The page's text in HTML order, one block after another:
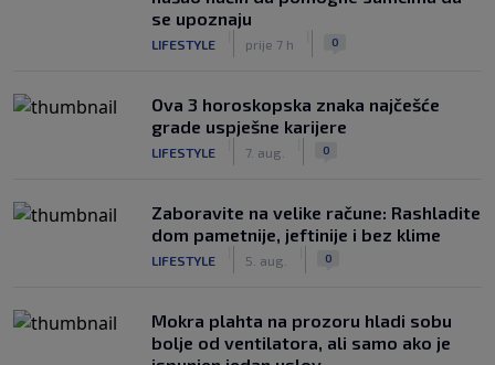
se upoznaju
LIFESTYLE prije 7 h 0
Ova 3 horoskopska znaka najčešće
grade uspješne karijere
LIFESTYLE 7. aug. 0
Zaboravite na velike račune: Rashladite
dom pametnije, jeftinije i bez klime
LIFESTYLE 5. aug. 0
Mokra plahta na prozoru hladi sobu
bolje od ventilatora, ali samo ako je